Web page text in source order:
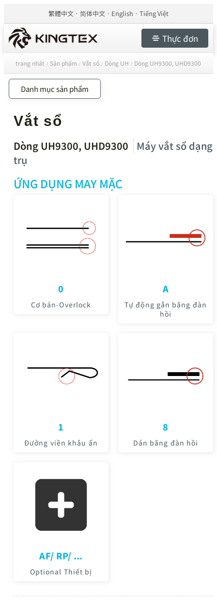
繁體中文 简体中文 English Tiếng Việt
Thực đơn
trang nhất / Sản phẩm / Vắt sổ / Dòng UH / Dòng UH9300, UHD9300
Danh mục sản phẩm
Vắt sổ
Dòng UH9300, UHD9300
Máy vắt sổ dạng
trụ
ỨNG DỤNG MAY MẶC
0
Cơ bản-Overlock
A
Tự động gắn băng đàn
hồi
1
Đường viền khâu ẩn
8
Dán băng đàn hồi
AF/ RP/ ...
Optional Thiết bị